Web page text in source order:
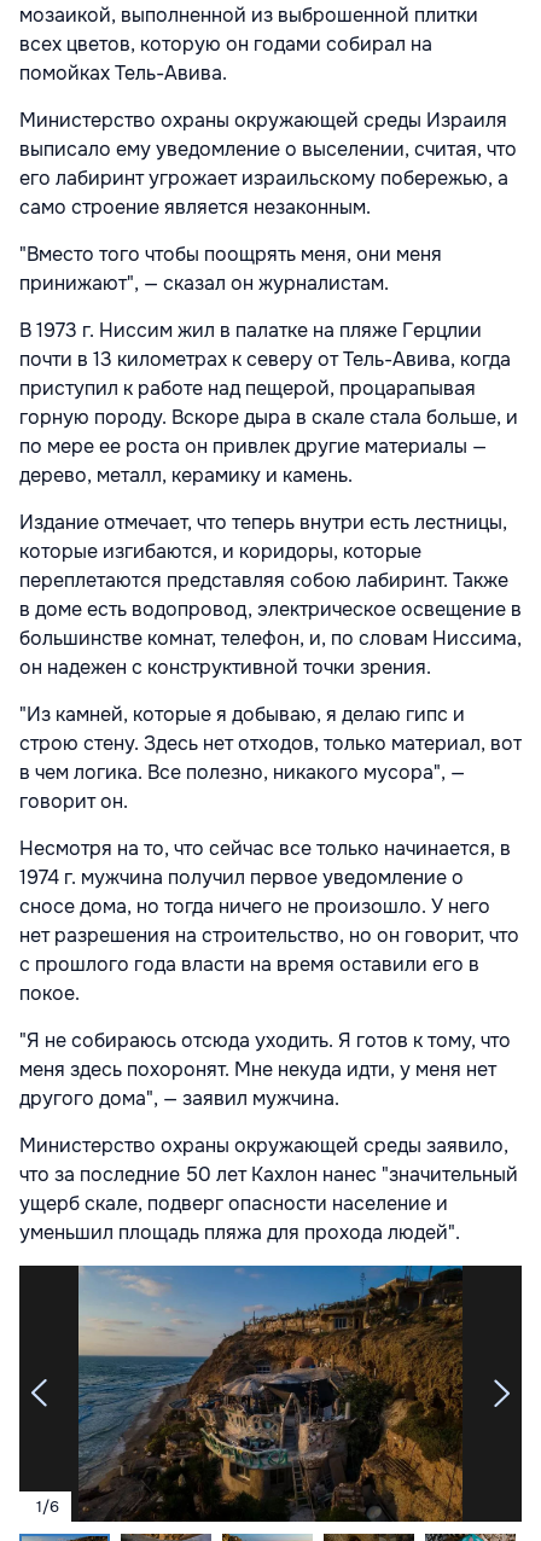
мозаикой, выполненной из выброшенной плитки
всех цветов, которую он годами собирал на
помойках Тель-Авива.
Министерство охраны окружающей среды Израиля
выписало ему уведомление о выселении, считая, что
его лабиринт угрожает израильскому побережью, а
само строение является незаконным.
"Вместо того чтобы поощрять меня, они меня
принижают", — сказал он журналистам.
В 1973 г. Ниссим жил в палатке на пляже Герцлии
почти в 13 километрах к северу от Тель-Авива, когда
приступил к работе над пещерой, процарапывая
горную породу. Вскоре дыра в скале стала больше, и
по мере ее роста он привлек другие материалы —
дерево, металл, керамику и камень.
Издание отмечает, что теперь внутри есть лестницы,
которые изгибаются, и коридоры, которые
переплетаются представляя собою лабиринт. Также
в доме есть водопровод, электрическое освещение в
большинстве комнат, телефон, и, по словам Ниссима,
он надежен с конструктивной точки зрения.
"Из камней, которые я добываю, я делаю гипс и
строю стену. Здесь нет отходов, только материал, вот
в чем логика. Все полезно, никакого мусора", —
говорит он.
Несмотря на то, что сейчас все только начинается, в
1974 г. мужчина получил первое уведомление о
сносе дома, но тогда ничего не произошло. У него
нет разрешения на строительство, но он говорит, что
с прошлого года власти на время оставили его в
покое.
"Я не собираюсь отсюда уходить. Я готов к тому, что
меня здесь похоронят. Мне некуда идти, у меня нет
другого дома", — заявил мужчина.
Министерство охраны окружающей среды заявило,
что за последние 50 лет Кахлон нанес "значительный
ущерб скале, подверг опасности население и
уменьшил площадь пляжа для прохода людей".
1/6